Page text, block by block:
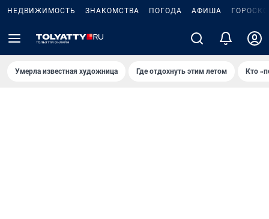
НЕДВИЖИМОСТЬ ЗНАКОМСТВА ПОГОДА АФИША
Умерла известная художница Где отдохнуть этим летом Кто